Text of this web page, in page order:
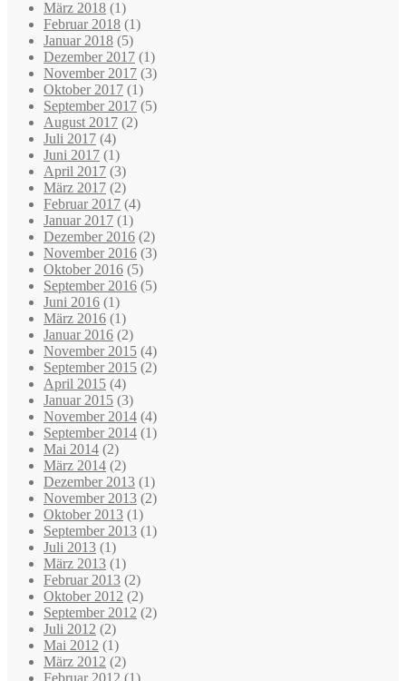
März 2018 (1)
Februar 2018 (1)
Januar 2018 (5)
Dezember 2017 (1)
November 2017 (3)
Oktober 2017 (1)
September 2017 (5)
August 2017 (2)
Juli 2017 (4)
Juni 2017 (1)
April 2017 (3)
März 2017 (2)
Februar 2017 (4)
Januar 2017 (1)
Dezember 2016 (2)
November 2016 (3)
Oktober 2016 (5)
September 2016 (5)
Juni 2016 (1)
März 2016 (1)
Januar 2016 (2)
November 2015 (4)
September 2015 (2)
April 2015 (4)
Januar 2015 (3)
November 2014 (4)
September 2014 (1)
Mai 2014 (2)
März 2014 (2)
Dezember 2013 (1)
November 2013 (2)
Oktober 2013 (1)
September 2013 (1)
Juli 2013 (1)
März 2013 (1)
Februar 2013 (2)
Oktober 2012 (2)
September 2012 (2)
Juli 2012 (2)
Mai 2012 (1)
März 2012 (2)